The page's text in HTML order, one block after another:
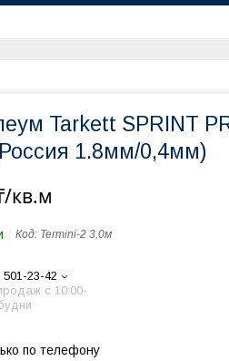
Tarkett SPRINT
1.8мм/0,4мм)
кв.м
Код: Termini-2 3,0м
501-23-42
c 10:00-
по телефону